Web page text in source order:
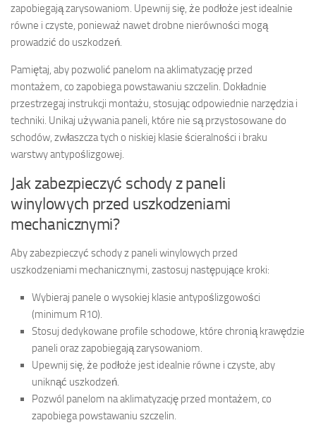
zapobiegają zarysowaniom. Upewnij się, że podłoże jest idealnie
równe i czyste, ponieważ nawet drobne nierówności mogą
prowadzić do uszkodzeń.
Pamiętaj, aby pozwolić panelom na aklimatyzację przed
montażem, co zapobiega powstawaniu szczelin. Dokładnie
przestrzegaj instrukcji montażu, stosując odpowiednie narzędzia i
techniki. Unikaj używania paneli, które nie są przystosowane do
schodów, zwłaszcza tych o niskiej klasie ścieralności i braku
warstwy antypoślizgowej.
Jak zabezpieczyć schody z paneli
winylowych przed uszkodzeniami
mechanicznymi?
Aby zabezpieczyć schody z paneli winylowych przed
uszkodzeniami mechanicznymi, zastosuj następujące kroki:
Wybieraj panele o wysokiej klasie antypoślizgowości
(minimum R10).
Stosuj dedykowane profile schodowe, które chronią krawędzie
paneli oraz zapobiegają zarysowaniom.
Upewnij się, że podłoże jest idealnie równe i czyste, aby
uniknąć uszkodzeń.
Pozwól panelom na aklimatyzację przed montażem, co
zapobiega powstawaniu szczelin.